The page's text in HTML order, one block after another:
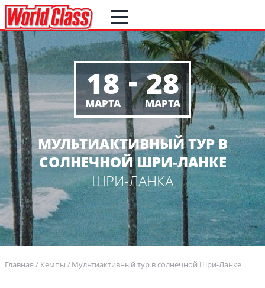
18
МАРТА
- 28
МАРТА
МУЛЬТИАКТИВНЫЙ ТУР В
СОЛНЕЧНОЙ ШРИ-ЛАНКЕ
ШРИ-ЛАНКА
Главная Кемпы Мультиактивный тур в солнечной Шри-Ланке